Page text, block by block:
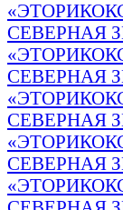
СЕВЕРНАЯ
СЕВЕРНАЯ
СЕВЕРНАЯ
СЕВЕРНАЯ